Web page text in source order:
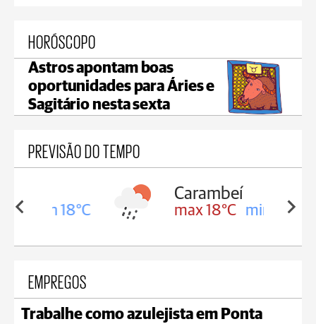
HORÓSCOPO
Astros apontam boas
oportunidades para Áries e
Sagitário nesta sexta
PREVISÃO DO TEMPO
18°C
Carambeí
max 18°C min 17°C
EMPREGOS
Trabalhe como azulejista em Ponta